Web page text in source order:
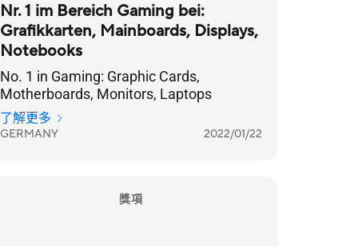
Nr. 1 im Bereich Gaming bei:
Grafikkarten, Mainboards, Displays,
Notebooks
No. 1 in Gaming: Graphic Cards,
Motherboards, Monitors, Laptops
了解更多
GERMANY 2022/01/22
獎項